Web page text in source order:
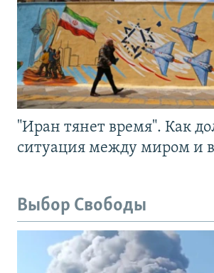
"Иран тянет время". Как
ситуация между миром и
Выбор Свободы